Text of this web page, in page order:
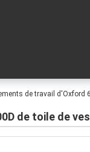
de travail d'Oxford
de toile de